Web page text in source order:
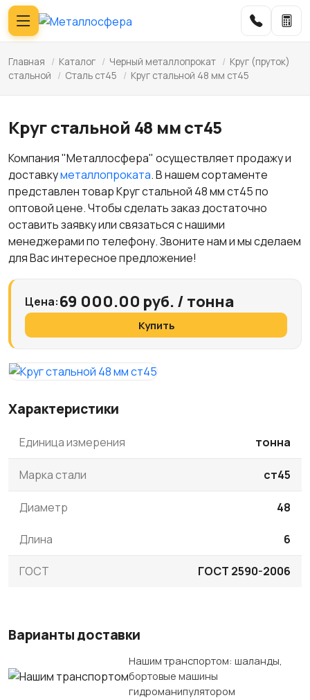
Главная / Каталог / Черный металлопрокат / Круг (пруток)
стальной
/ Сталь ст45 / Круг стальной 48 мм ст45
Круг стальной 48 мм ст45
Компания "Металлосфера" осуществляет продажу и
доставкуметаллопроката. В нашем сортаменте
представлен товар Круг стальной 48 мм ст45 по
оптовой цене. Чтобы сделать заказ достаточно
оставить заявку или связаться с нашими
менеджерами по телефону. Звоните нам и мы сделаем
для Вас интересное предложение!
Цена:69 000.00 руб. / тонна
Купить
Характеристики
Единица измерения тонна
Марка стали ст45
Диаметр 48
Длина 6
ГОСТ ГОСТ 2590-2006
Варианты доставки
Нашим транспортом: шаланды,
бортовые машины
гидроманипулятором